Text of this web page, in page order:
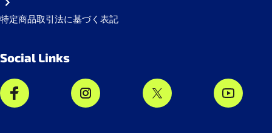
特定商品取引法に基づく表記
Social Links